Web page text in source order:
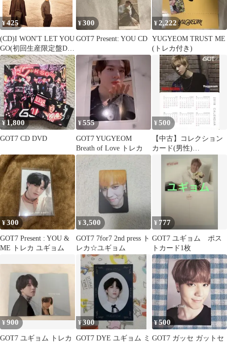
¥425
(CD)I WON'T LET YOU
GO(初回生産限定盤D)
(ジニョン & ユギョム
ユニット盤)(DVD付)／
GO
¥300
GOT7 Present: YOU CD
¥2,222
YUGYEOM TRUST ME
(トレカ付き)
¥1,800
GOT7 CD DVD
¥555
GOT7 YUGYEOM
Breath of Love トレカ
¥500
【中古】コレクション
カード(男性)
GOT7/Yugyeom(ユギョ
ム)/CD「THE New
Era」TOWER
RECORDS購入特典
¥300
GOT7 Present : YOU &
ME トレカ ユギョム
¥3,500
GOT7 7for7 2nd press ト
レカ☆ユギョム
¥ 777
GOT7 ユギョム ポス
トカード1枚
¥900
GOT7 ユギョム トレカ
¥300
GOT7 DYE ユギョム ミ
¥500
GOT7 ガッセ ガットセ